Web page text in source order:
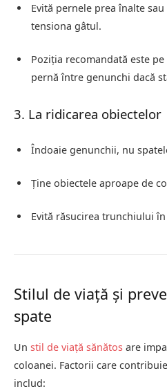
Evită pernele prea înalte
tensiona gâtul.
Poziția recomandată este
pernă între genunchi dacă
3. La ridicarea obiectelor
Îndoaie genunchii, nu
Ține obiectele aproape de
Evită răsucirea trunchiului
Stilul de viață și
spate
Un stil de viață sănătos are
coloanei. Factorii care
includ: